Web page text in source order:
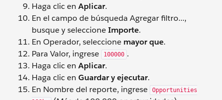
Haga clic en Aplicar.
En el campo de búsqueda Agregar filtro...,
busque y seleccioneImporte.
En Operador, seleccione mayor que.
Para Valor, ingrese
100000 .
Haga clic en Aplicar.
Haga clic en Guardar y ejecutar.
En Nombre del reporte, ingrese
Opportunities